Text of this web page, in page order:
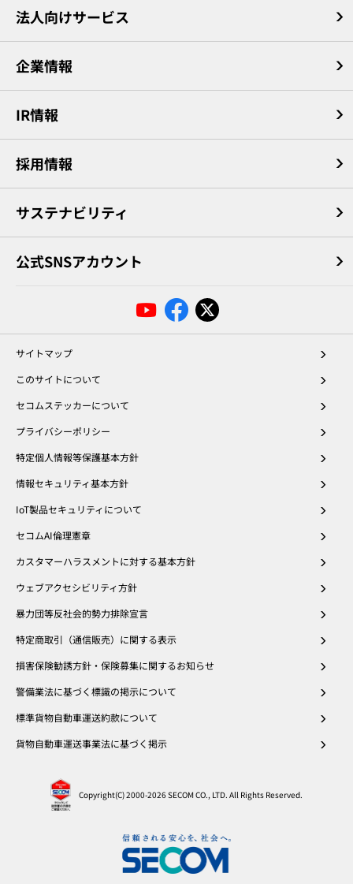
法人向けサービス
企業情報
IR情報
採用情報
サステナビリティ
公式SNSアカウント
サイトマップ
このサイトについて
セコムステッカーについて
プライバシーポリシー
特定個人情報等保護基本方針
情報セキュリティ基本方針
IoT製品セキュリティについて
セコムAI倫理憲章
カスタマーハラスメントに対する基本方針
ウェブアクセシビリティ方針
暴力団等反社会的勢力排除宣言
特定商取引（通信販売）に関する表示
損害保険勧誘方針・保険募集に関するお知らせ
警備業法に基づく標識の掲示について
標準貨物自動車運送約款について
貨物自動車運送事業法に基づく掲示
Copyright(C) 2000-2026 SECOM CO., LTD. All Rights Reserved.